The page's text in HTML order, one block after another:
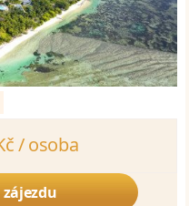
/osoba